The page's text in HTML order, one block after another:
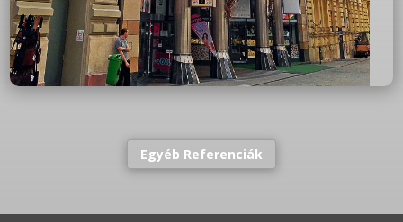
Egyéb Referenciák